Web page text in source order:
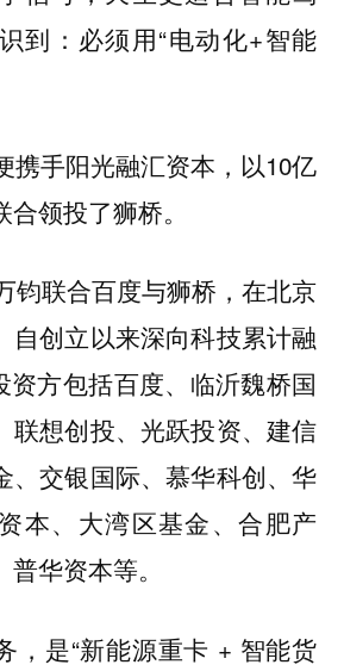
到：必须用“电动化+智能
携手阳光融汇资本，以10亿
领投了狮桥。
钧联合百度与狮桥，在北京
自创立以来深向科技累计融
资方包括百度、临沂魏桥国
联想创投、光跃投资、建信
、交银国际、慕华科创、华
本、大湾区基金、合肥产
华资本等。
，是“新能源重卡 + 智能货